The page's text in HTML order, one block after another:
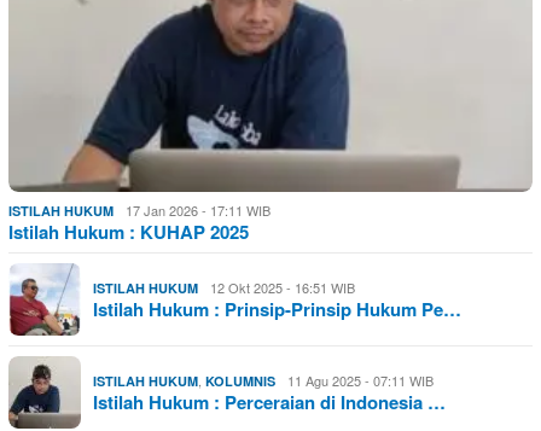
ISTILAH HUKUM 17 Jan 2026 - 17:11 WIB
Istilah Hukum : KUHAP 2025
ISTILAH HUKUM 12 Okt 2025 - 16:51 WIB
Istilah Hukum : Prinsip-Prinsip Hukum Pe…
ISTILAH HUKUM, KOLUMNIS 11 Agu 2025 - 07:11 WIB
Istilah Hukum : Perceraian di Indonesia …